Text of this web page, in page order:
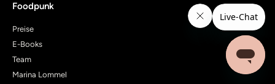
Foodpunk
Preise
E-Books
Team
Marina Lommel